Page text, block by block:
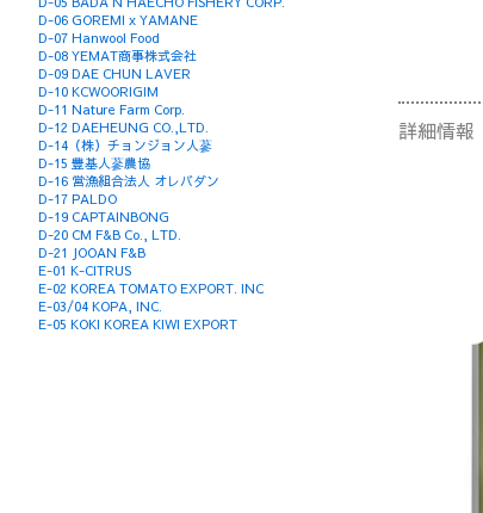
D-06 GOREMI x YAMANE
D-07 Hanwool Food
D-08 YEMAT商事株式会社
D-09 DAE CHUN LAVER
D-10 KCWOORIGIM
D-11 Nature Farm Corp.
D-12 DAEHEUNG CO.,LTD.
D-14（株）チョンジョン人蔘
D-15 豊基人蔘農協
D-16 営漁組合法人 オレバダン
D-17 PALDO
D-19 CAPTAINBONG
D-20 CM F&B Co., LTD.
D-21 JOOAN F&B
E-01 K-CITRUS
E-02 KOREA TOMATO EXPORT. INC
E-03/04 KOPA, INC.
E-05 KOKI KOREA KIWI EXPORT
詳細情報